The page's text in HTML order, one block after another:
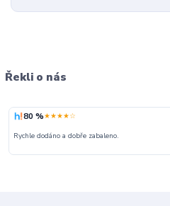
Řekli o nás
80 %★★★★☆
Rychle dodáno a dobře zabaleno.